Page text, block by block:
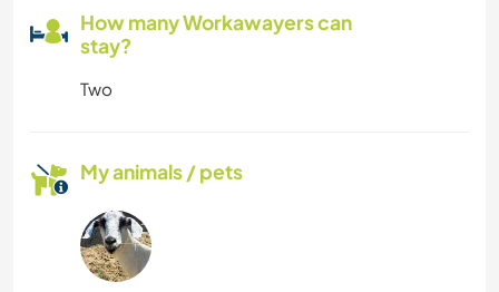
How many Workawayers can
stay?
Two
My animals / pets